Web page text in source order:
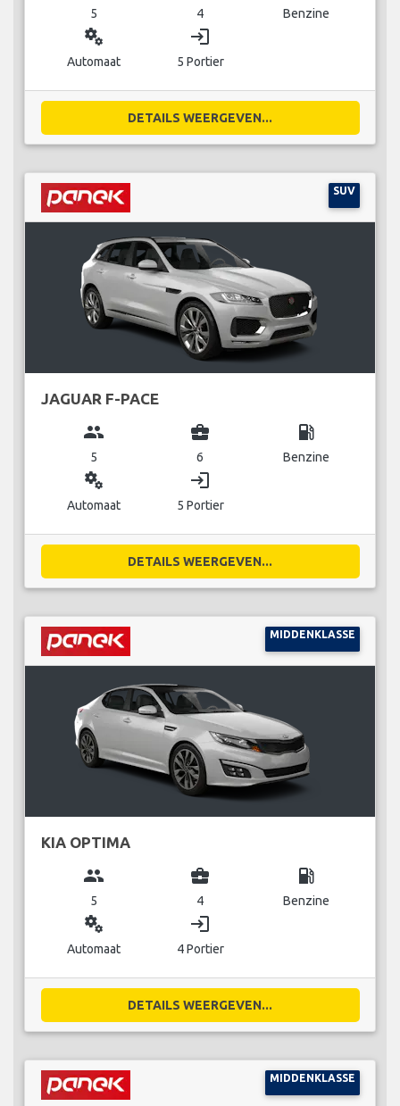
5 4 Benzine
miscellaneous_services
Automaat
login
5 Portier
DETAILS WEERGEVEN...
SUV
JAGUAR F-PACE
group
5
business_center
6
local_gas_station
Benzine
miscellaneous_services
Automaat
login
5 Portier
DETAILS WEERGEVEN...
MIDDENKLASSE
KIA OPTIMA
group
5
business_center
4
local_gas_station
Benzine
miscellaneous_services
Automaat
login
4 Portier
DETAILS WEERGEVEN...
MIDDENKLASSE